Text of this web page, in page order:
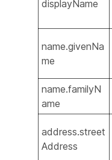
displayName
name.givenNa
me
name.familyN
ame
address.street
Address